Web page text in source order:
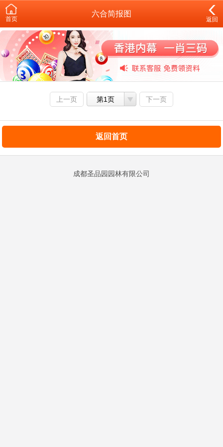
首页
六合简报图
返回
上一页 第1页 下一页
返回首页
成都圣品园园林有限公司